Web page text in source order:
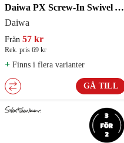
Daiwa PX Screw-In Swivel Assist Stinger
Daiwa
Från 57 kr
Rek. pris 69 kr
+ Finns i flera varianter
GÅ TILL